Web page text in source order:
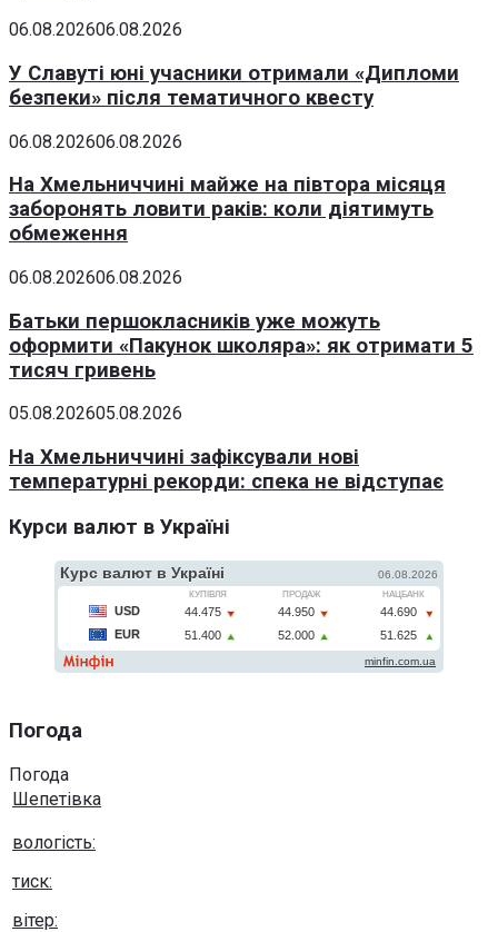
06.08.202606.08.2026
У Славуті юні учасники отримали «Дипломи
безпеки» після тематичного квесту
06.08.202606.08.2026
На Хмельниччині майже на півтора місяця
заборонять ловити раків: коли діятимуть
обмеження
06.08.202606.08.2026
Батьки першокласників уже можуть
оформити «Пакунок школяра»: як отримати 5
тисяч гривень
05.08.202605.08.2026
На Хмельниччині зафіксували нові
температурні рекорди: спека не відступає
Курси валют в Україні
Погода
Погода
Шепетівка
вологість:
тиск:
вітер: